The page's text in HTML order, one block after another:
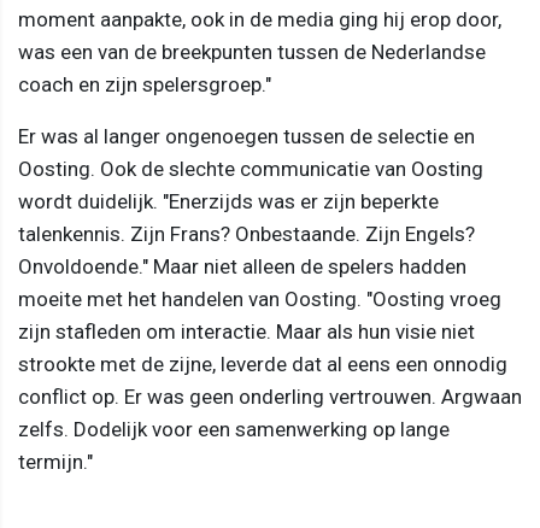
moment aanpakte, ook in de media ging hij erop door,
was een van de breekpunten tussen de Nederlandse
coach en zijn spelersgroep."
Er was al langer ongenoegen tussen de selectie en
Oosting. Ook de slechte communicatie van Oosting
wordt duidelijk. "Enerzijds was er zijn beperkte
talenkennis. Zijn Frans? Onbestaande. Zijn Engels?
Onvoldoende." Maar niet alleen de spelers hadden
moeite met het handelen van Oosting. "Oosting vroeg
zijn stafleden om interactie. Maar als hun visie niet
strookte met de zijne, leverde dat al eens een onnodig
conflict op. Er was geen onderling vertrouwen. Argwaan
zelfs. Dodelijk voor een samenwerking op lange
termijn."